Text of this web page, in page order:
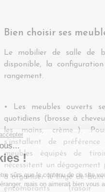
Bien choisir ses
Le mobilier de salle de
disponible, la
rangement.
• Les meubles ouverts
quotidiens (brosse à
les mains, crème…).
s’installent de
meubles équipés de
nécessitent un
à organiser le linge de
encombrants (rasoir